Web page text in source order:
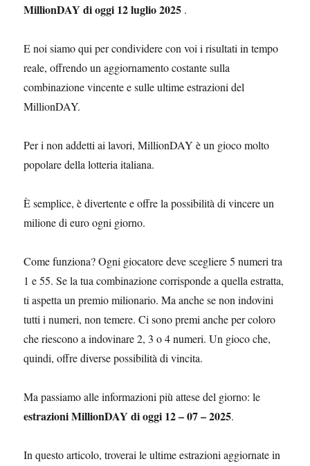
MillionDAY di oggi 12 luglio 2025 .
E noi siamo qui per condividere con voi i risultati in tempo
reale, offrendo un aggiornamento costante sulla
combinazione vincente e sulle ultime estrazioni del
MillionDAY.
Per i non addetti ai lavori, MillionDAY è un gioco molto
popolare della lotteria italiana.
È semplice, è divertente e offre la possibilità di vincere un
milione di euro ogni giorno.
Come funziona? Ogni giocatore deve scegliere 5 numeri tra
1 e 55. Se la tua combinazione corrisponde a quella estratta,
ti aspetta un premio milionario. Ma anche se non indovini
tutti i numeri, non temere. Ci sono premi anche per coloro
che riescono a indovinare 2, 3 o 4 numeri. Un gioco che,
quindi, offre diverse possibilità di vincita.
Ma passiamo alle informazioni più attese del giorno: le
estrazioni MillionDAY di oggi 12 – 07 – 2025.
In questo articolo, troverai le ultime estrazioni aggiornate in